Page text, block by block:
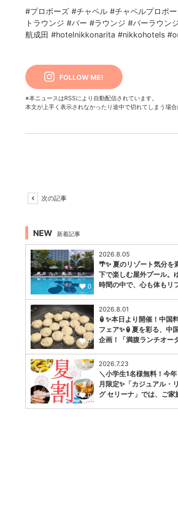
#プロボーズ #チャペル #チャペルプロポ
トラウンジ #バー #ラウンジ #バーラウン
航成田 #hotelnikkonarita #nikkohotels
FOLLOW ME!
※本ニュースはRSSにより自動配信されています。
本文が上手く表示されなかったり途中で切れてしまう場合
次の記事
NEW 新着記事
0
2026.8.05
🌴✨ 夏のリゾート気分を
下で楽しむ屋外プール。
時間の中で、心も体もリ
0
2026.8.01
🏮✨本日より開催！中国
フェア✨🏮夏を彩る、中
企画！「満腹ランチオー
0
2026.7.23
＼小学生1名様無料！今
月限定✨「カジュアル・
グ セリーナ」では、ご